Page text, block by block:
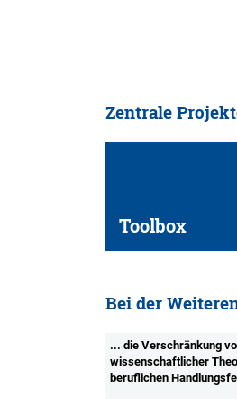
Zentrale
Toolbox
Bei der
... die Verschränkung
wissenschaftlicher
beruflichen